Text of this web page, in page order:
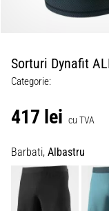
Sorturi Dynafit
Categorie:
417 lei cu TVA
Barbati, Albastru